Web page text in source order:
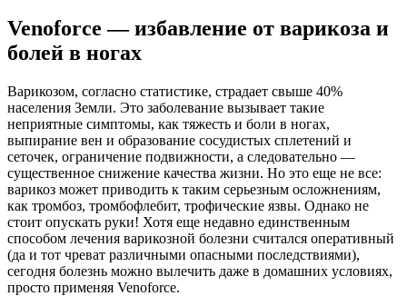
Venoforce — избавление от варикоза и
болей в ногах
Варикозом, согласно статистике, страдает свыше 40%
населения Земли. Это заболевание вызывает такие
неприятные симптомы, как тяжесть и боли в ногах,
выпирание вен и образование сосудистых сплетений и
сеточек, ограничение подвижности, а следовательно —
существенное снижение качества жизни. Но это еще не все:
варикоз может приводить к таким серьезным осложнениям,
как тромбоз, тромбофлебит, трофические язвы. Однако не
стоит опускать руки! Хотя еще недавно единственным
способом лечения варикозной болезни считался оперативный
(да и тот чреват различными опасными последствиями),
сегодня болезнь можно вылечить даже в домашних условиях,
просто применяя Venoforce.